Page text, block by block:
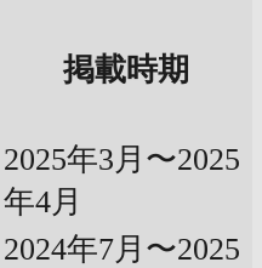
掲載時期
2025年3月〜2025
年4月
2024年7月〜2025